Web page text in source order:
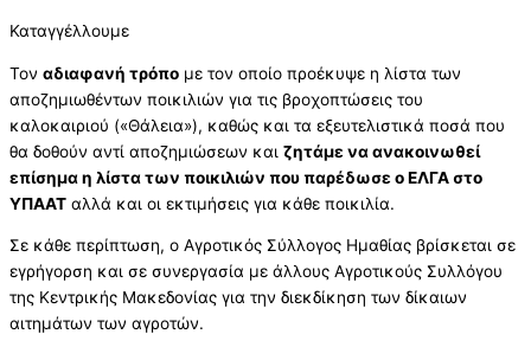
Καταγγέλλουμε
Τον αδιαφανή τρόπο με τον οποίο προέκυψε η λίστα των
αποζημιωθέντων ποικιλιών για τις βροχοπτώσεις του
καλοκαιριού («Θάλεια»), καθώς και τα εξευτελιστικά ποσά που
θα δοθούν αντί αποζημιώσεων και ζητάμε να ανακοινωθεί
επίσημα η λίστα των ποικιλιών που παρέδωσε ο ΕΛΓΑ στο
ΥΠΑΑΤ αλλά και οι εκτιμήσεις για κάθε ποικιλία.
Σε κάθε περίπτωση, ο Αγροτικός Σύλλογος Ημαθίας βρίσκεται σε
εγρήγορση και σε συνεργασία με άλλους Αγροτικούς Συλλόγου
της Κεντρικής Μακεδονίας για την διεκδίκηση των δίκαιων
αιτημάτων των αγροτών.